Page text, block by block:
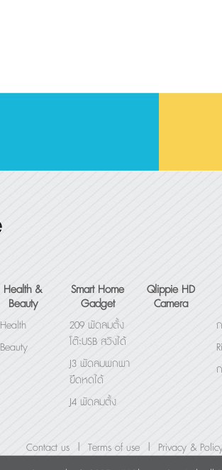
Health &
Beauty
Health
Beauty
Smart Home
Gadget
209 พัดลมตั้ง
โต๊ะUSB สวิงได้
J3 พัดลมพกพา
ยืดหดได้
J4 พัดลมตั้ง
พัดลมพกพา
Mini Fairy Fan
Qlippie HD
Camera
Contact us | Terms of use | Privacy &